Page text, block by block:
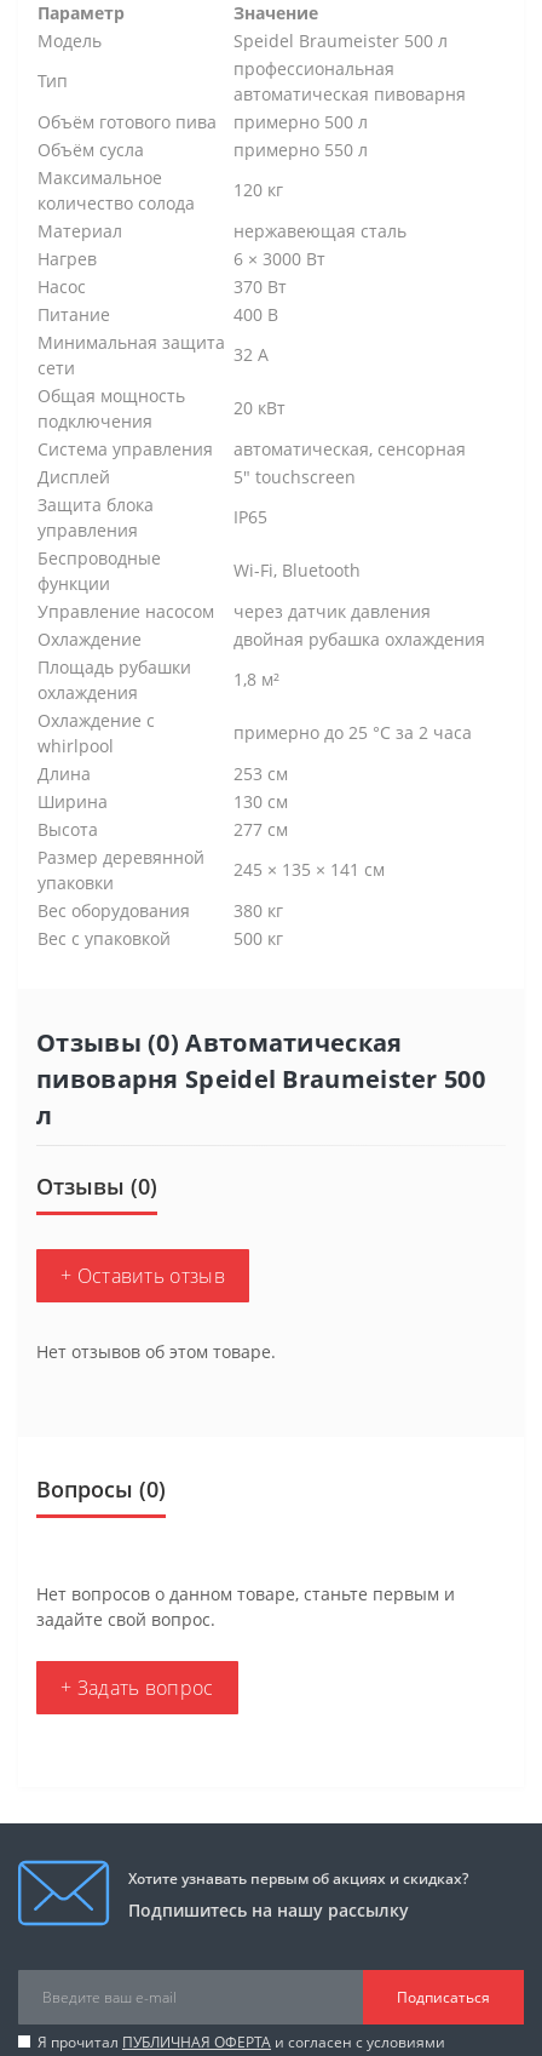
Параметр
Значение
Модель
Speidel Braumeister 500 л
Тип
профессиональная
автоматическая пивоварня
Объём готового пива
примерно 500 л
Объём сусла
примерно 550 л
Максимальное
количество солода
120 кг
Материал
нержавеющая сталь
Нагрев
6 × 3000 Вт
Насос
370 Вт
Питание
400 В
Минимальная защита
сети
32 А
Общая мощность
подключения
20 кВт
Система управления
автоматическая, сенсорная
Дисплей
5" touchscreen
Защита блока
управления
IP65
Беспроводные
функции
Wi-Fi, Bluetooth
Управление насосом
через датчик давления
Охлаждение
двойная рубашка охлаждения
Площадь рубашки
охлаждения
1,8 м²
Охлаждение с
whirlpool
примерно до 25 °C за 2 часа
Длина
253 см
Ширина
130 см
Высота
277 см
Размер деревянной
упаковки
245 × 135 × 141 см
Вес оборудования
380 кг
Вес с упаковкой
500 кг
Отзывы (0) Автоматическая
пивоварня Speidel Braumeister 500
л
Отзывы (0)
+ Оставить отзыв
Нет отзывов об этом товаре.
Вопросы (0)
Нет вопросов о данном товаре, станьте первым и
задайте свой вопрос.
+ Задать вопрос
Хотите узнавать первым об акциях и скидках?
Подпишитесь на нашу рассылку
Подписаться
Я прочитал ПУБЛИЧНАЯ ОФЕРТА и согласен с условиями